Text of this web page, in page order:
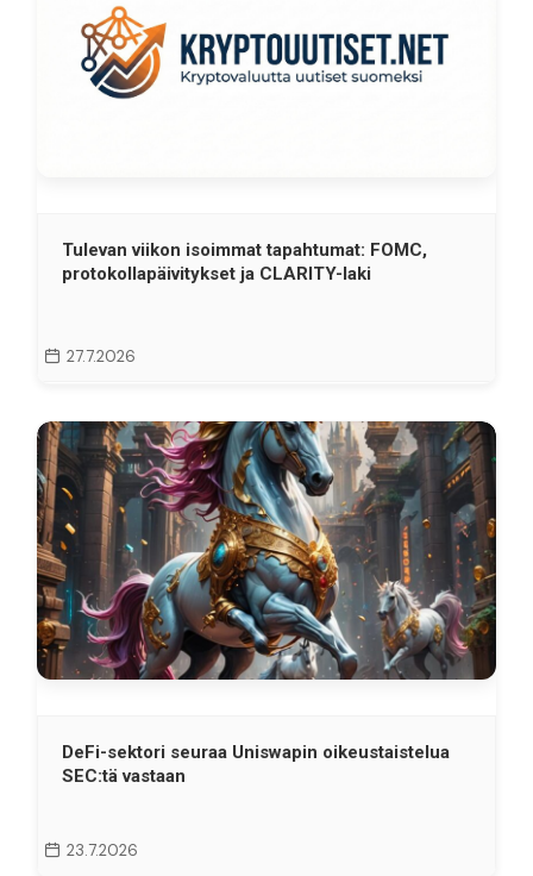
Tulevan viikon isoimmat tapahtumat: FOMC,
protokollapäivitykset ja CLARITY-laki
27.7.2026
DeFi-sektori seuraa Uniswapin oikeustaistelua
SEC:tä vastaan
23.7.2026